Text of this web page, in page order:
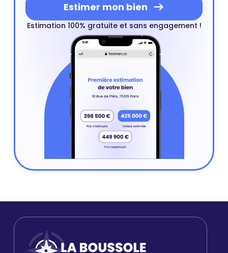
Estimer mon bien
Estimation 100% gratuite et sans engagement !